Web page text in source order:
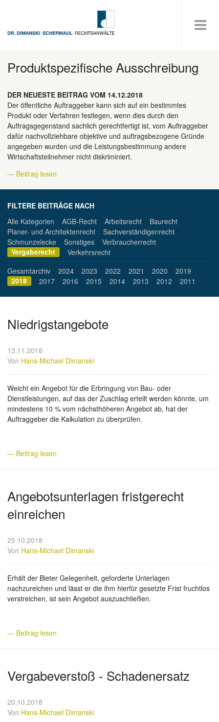
Produktspezifische Ausschreibung
DER NEUESTE BEITRAG VOM 14.12.2018
Der öffentliche Auftraggeber kann sich auf ein bestimmtes
Produkt oder Verfahren festlegen, wenn dies durch den
Auftragsgegenstand sachlich gerechtfertigt ist, vom Auftraggeber
dafür nachvollziehbare objektive und auftragsbezogene Gründe
angegeben wurden und die Leistungsbestimmung andere
Wirtschaftsteilnehmer nicht diskriminiert.
— Beitrag lesen
FILTERE BEITRÄGE NACH
Alle Kategorien
AGB-Recht Arbeitsrecht
Baurecht
Planer- und Architektenrecht
Sachverständigenrecht
Schmunzelecke
Sonstiges
Verbraucherrecht
Vergaberecht
Verkehrsrecht
Gesamtarchiv
2024 2023 2022 2021 2020
2019
2018
2017 2016 2015 2014 2013 2012 2011
Niedrigstangebote
13.11.2018
Von Hans-Michael Dimanski
Weicht ein Angebot für die Erbringung von Bau- oder
Dienstleistungen, auf das der Zuschlag erteilt werden könnte, um
mindestens 10 % vom nächsthöheren Angebot ab, hat der
Auftraggeber die Kalkulation zu überprüfen.
— Beitrag lesen
Angebotsunterlagen fristgerecht
einreichen
25.10.2018
Von Hans-Michael Dimanski
Erhält der Bieter Gelegenheit, geforderte Unterlagen
nachzureichen und lässt er die ihm hierfür gesetzte Frist fruchtlos
verstreichen, ist sein Angebot auszuschließen.
— Beitrag lesen
Vergabeverstoß - Schadenersatz
20.10.2018
Von Hans-Michael Dimanski